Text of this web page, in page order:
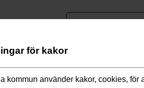
och miljö/"Även det lilla får
för kakor
kommun använder kakor, cookies, för